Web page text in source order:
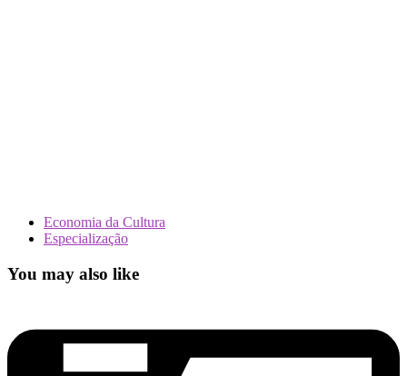
Economia da Cultura
Especialização
You may also like